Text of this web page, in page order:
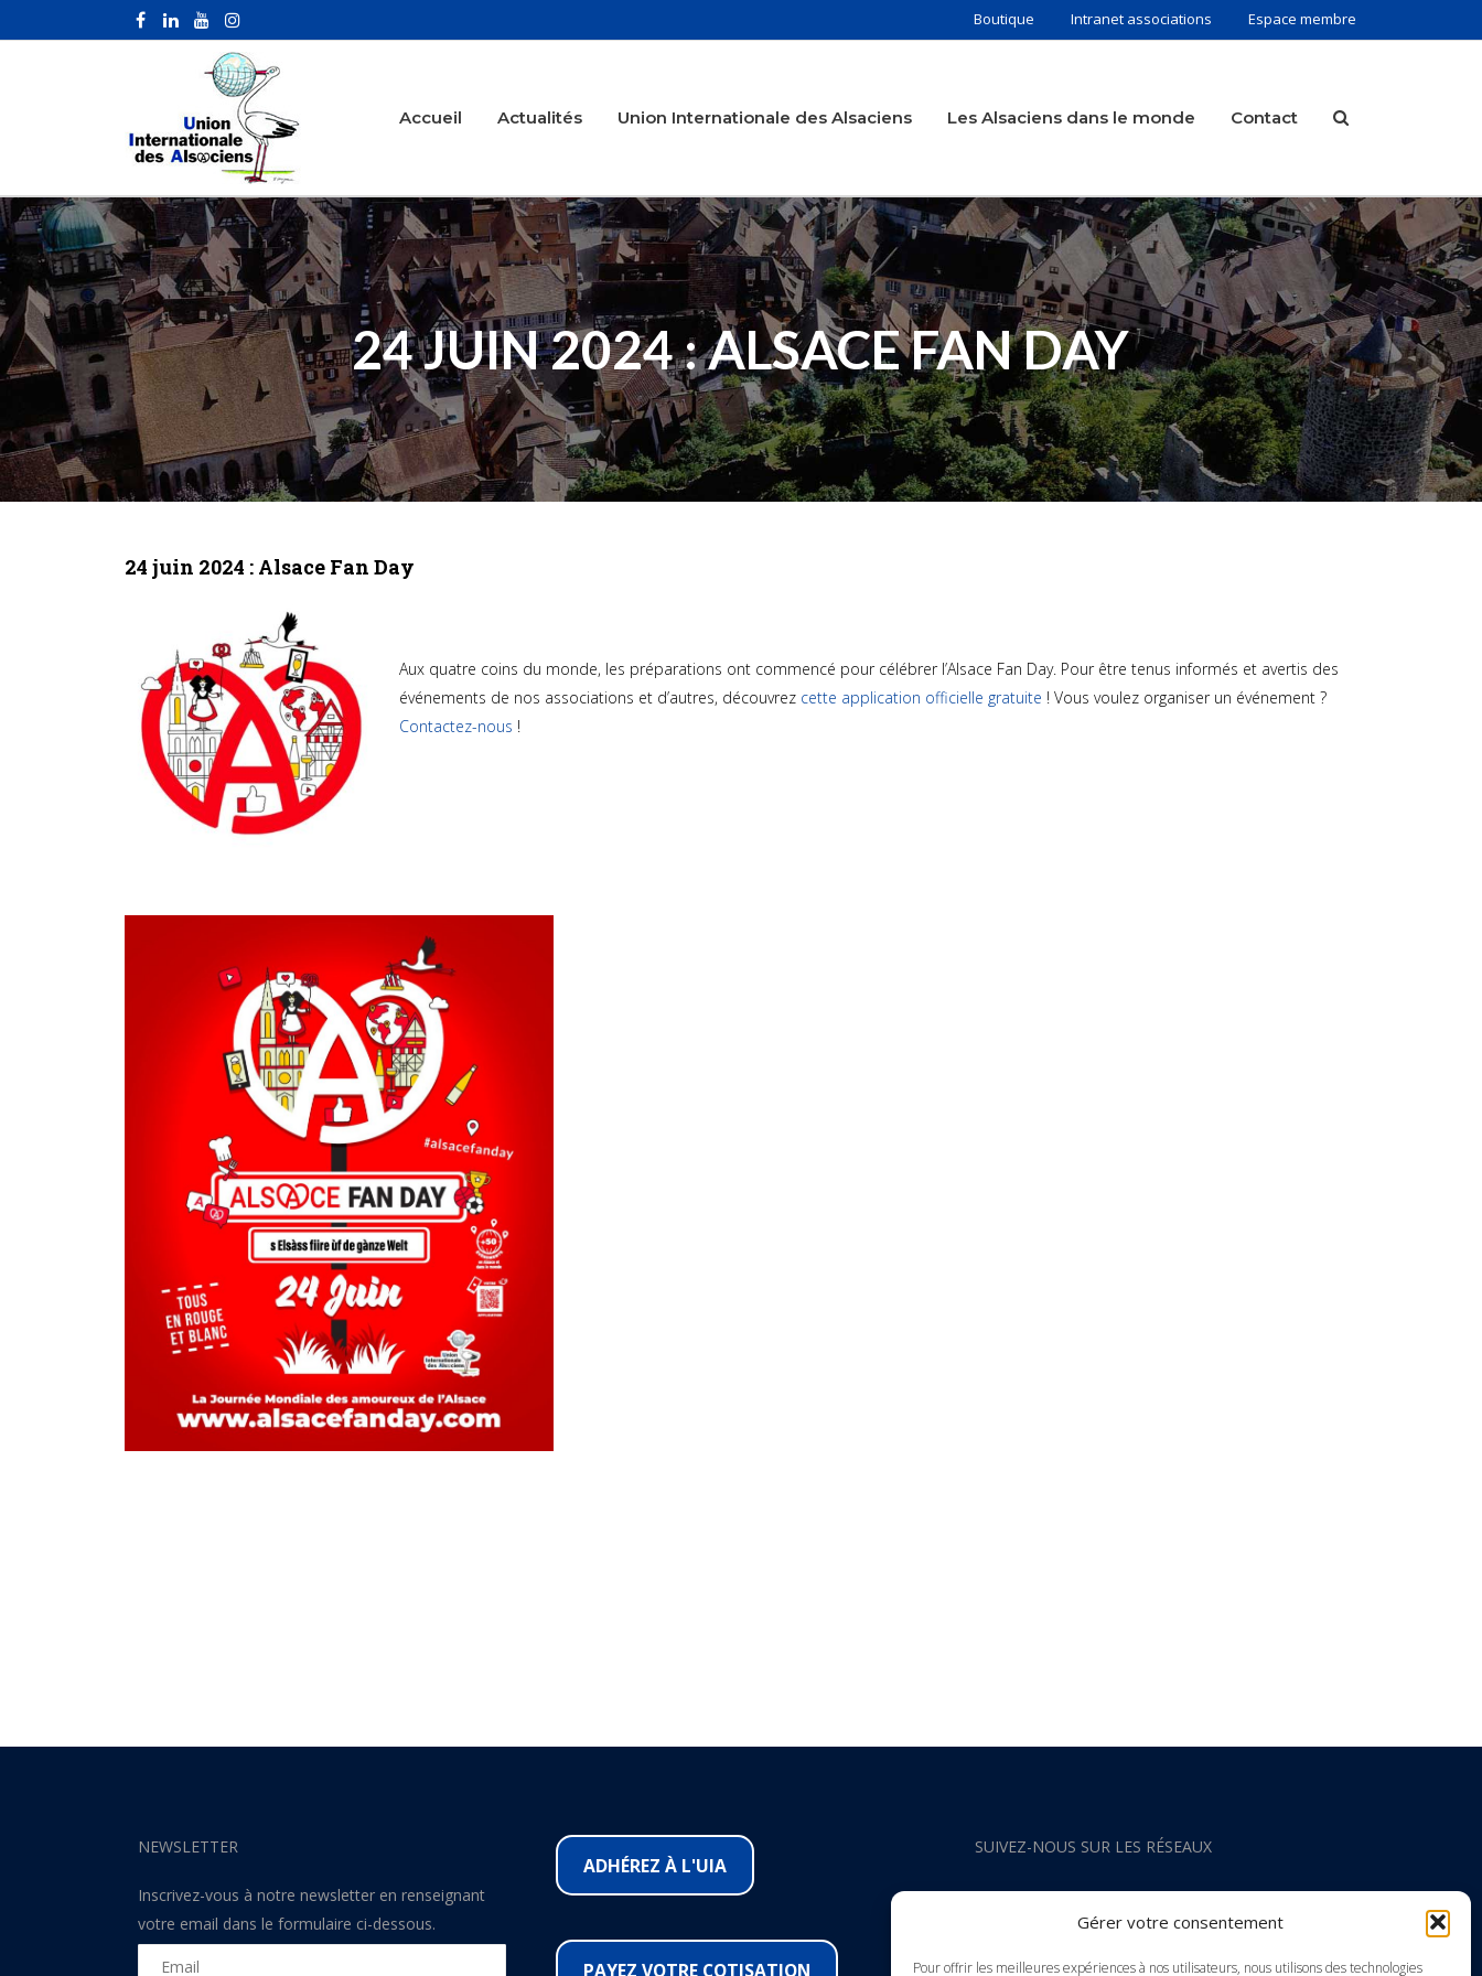
Gérer votre consentement
Pour offrir les meilleures expériences à nos utilisateurs, nous utilisons des technologies
Boutique Intranet associations Espace membre
Accueil Actualités Union Internationale des Alsaciens Les Alsaciens dans le monde Contact
24 JUIN 2024 : ALSACE FAN DAY
24 juin 2024 : Alsace Fan Day
Aux quatre coins du monde, les préparations ont commencé pour célébrer l’Alsace Fan Day. Pour être tenus informés et avertis des
événements de nos associations et d’autres, découvrez cette application officielle gratuite ! Vous voulez organiser un événement ?
Contactez-nous !
NEWSLETTER
Inscrivez-vous à notre newsletter en renseignant
votre email dans le formulaire ci-dessous.
ADHÉREZ À L'UIA
PAYEZ VOTRE COTISATION
SUIVEZ-NOUS SUR LES RÉSEAUX
Instagram